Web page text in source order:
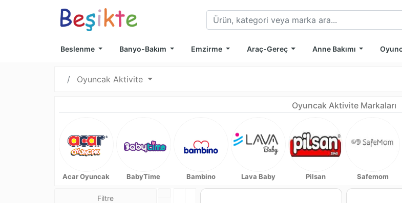
Beslenme Banyo-Bakım Emzirme Araç-Gereç Anne Bakımı
Oyuncak Aktivite
Oyuncak Aktivite Markaları
Acar Oyuncak BabyTime Bambino Lava Baby Pilsan Safemom
Filtre